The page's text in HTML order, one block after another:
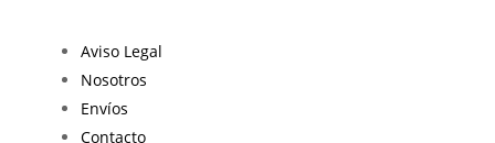
Aviso Legal
Nosotros
Envíos
Contacto